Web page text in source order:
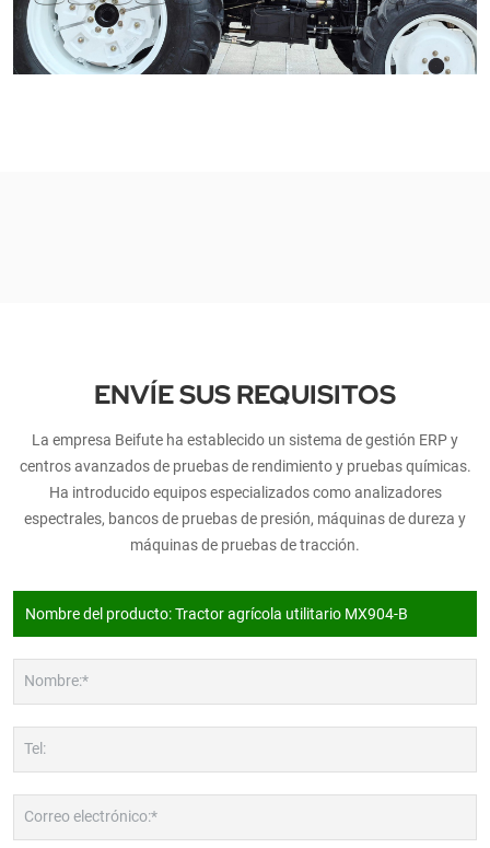
ENVÍE SUS REQUISITOS
La empresa Beifute ha establecido un sistema de gestión ERP y
centros avanzados de pruebas de rendimiento y pruebas químicas.
Ha introducido equipos especializados como analizadores
espectrales, bancos de pruebas de presión, máquinas de dureza y
máquinas de pruebas de tracción.
Nombre:*
Tel:
Correo electrónico:*